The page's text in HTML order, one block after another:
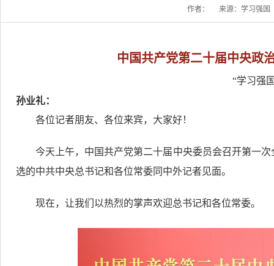
作者： 来源：学习强国
中国共产党第二十届中央政
“学习强
孙业礼：
各位记者朋友、各位来宾，大家好！
今天上午，中国共产党第二十届中央委员会召开第一
选的中共中央总书记和各位常委同中外记者见面。
现在，让我们以热烈的掌声欢迎总书记和各位常委。